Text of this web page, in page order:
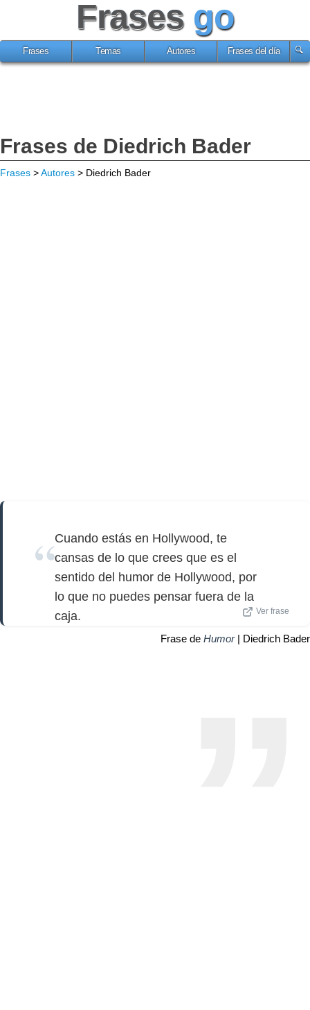
Frases go
Frases Temas Autores Frases del día
Frases de Diedrich Bader
Frases >Autores > Diedrich Bader
Cuando estás en Hollywood, te
cansas de lo que crees que es el
sentido del humor de Hollywood, por
lo que no puedes pensar fuera de la
caja.
Ver frase
Frase de Humor| Diedrich Bader